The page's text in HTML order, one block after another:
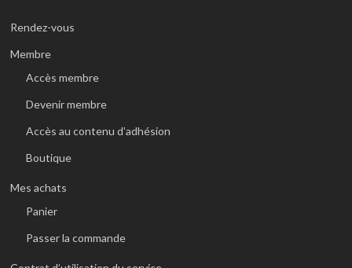
Rendez-vous
Membre
Accès membre
Devenir membre
Accès au contenu d’adhésion
Boutique
Mes achats
Panier
Passer la commande